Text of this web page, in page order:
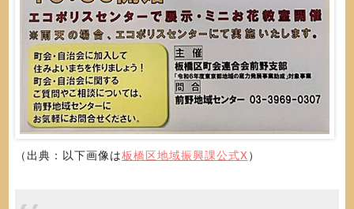
（出典：以下画像は板橋区地域振興課公式X）